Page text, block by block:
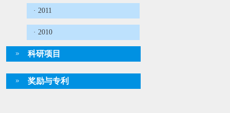
· 2011
· 2010
科研项目
奖励与专利